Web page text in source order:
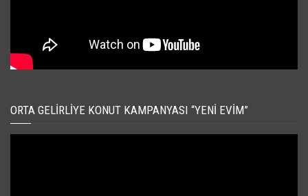
ORTA GELIRLIYE KONUT KAMPANYASI “YENI EVIM”